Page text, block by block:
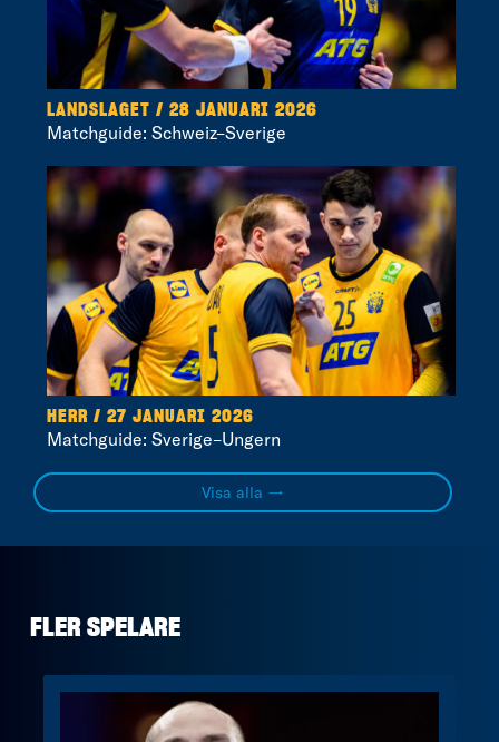
LANDSLAGET / 28 JANUARI 2026
Matchguide: Schweiz–Sverige
HERR / 27 JANUARI 2026
Matchguide: Sverige–Ungern
Visa alla →
FLER SPELARE